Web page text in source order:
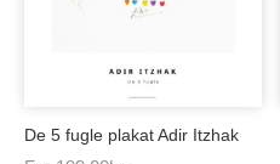
De 5 fugle plakat Adir Itzhak